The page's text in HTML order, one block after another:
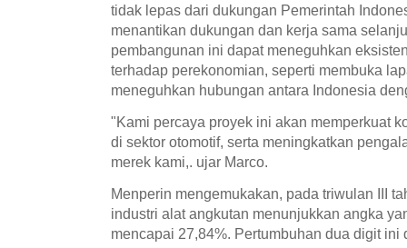
tidak lepas dari dukungan Pemerintah
menantikan dukungan dan kerja sama
pembangunan ini dapat meneguhkan
terhadap perekonomian, seperti membuka
meneguhkan hubungan antara Indonesia
"Kami percaya proyek ini akan memperkuat
di sektor otomotif, serta meningkatkan
merek kami,. ujar Marco.
Menperin mengemukakan, pada triwulan III
industri alat angkutan menunjukkan angka
mencapai 27,84%. Pertumbuhan dua digit ini